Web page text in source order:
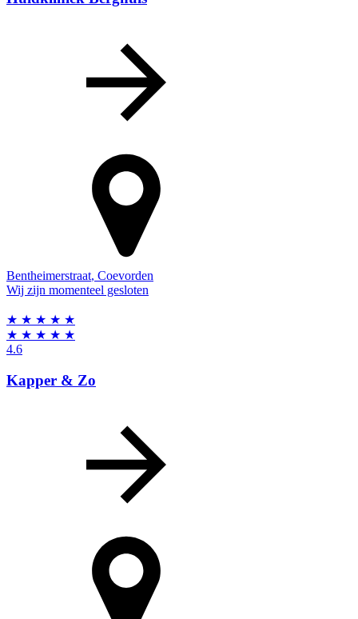
Bentheimerstraat, Coevorden
Wij zijn momenteel gesloten
★ ★ ★ ★ ★
★ ★ ★ ★ ★
4.6
Kapper & Zo